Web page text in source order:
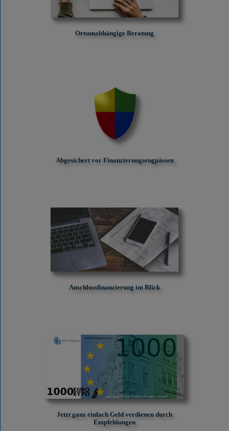
Ortsunabhängige Beratung
Abgesichert vor Finanzierungs­engpässen
Anschlussfinanzierung im Blick
Jetzt ganz einfach Geld verdienen durch
Empfehlungen